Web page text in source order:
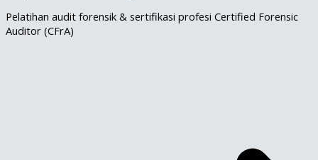
Pelatihan audit forensik & sertifikasi profesi Certified Forensic
Auditor (CFrA)